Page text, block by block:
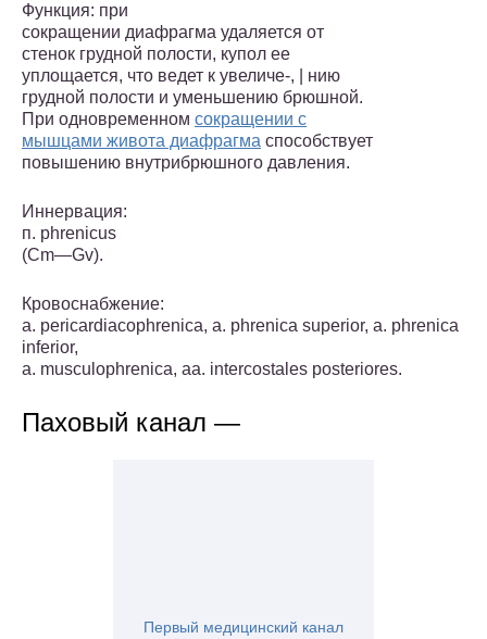
Функция: при
сокращении диафрагма удаляется от
сте­нок грудной полости, купол ее
уплощается, что ведет к увеличе-, | нию
грудной полости и уменьшению брюшной.
При одновремен­ном сокращении с
мышцами живота диафрагма способствует
повышению внутрибрюшного давления.
Иннервация:
п. phrenicus
(Cm—Gv).
Кровоснабжение:
a. pericardiacophrenica, a. phrenica superior, a. phrenica
inferior,
a. musculophrenica, aa. intercostales posteriores.
Паховый канал —
Первый медицинский канал